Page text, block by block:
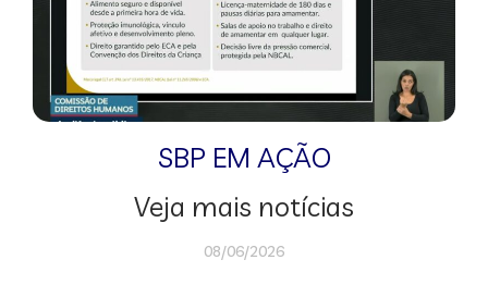
SBP EM AÇÃO
Veja mais notícias
08/06/2026